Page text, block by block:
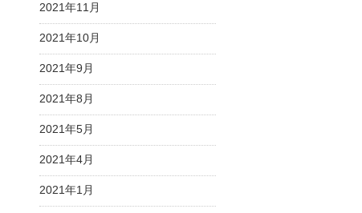
2021年11月
2021年10月
2021年9月
2021年8月
2021年5月
2021年4月
2021年1月